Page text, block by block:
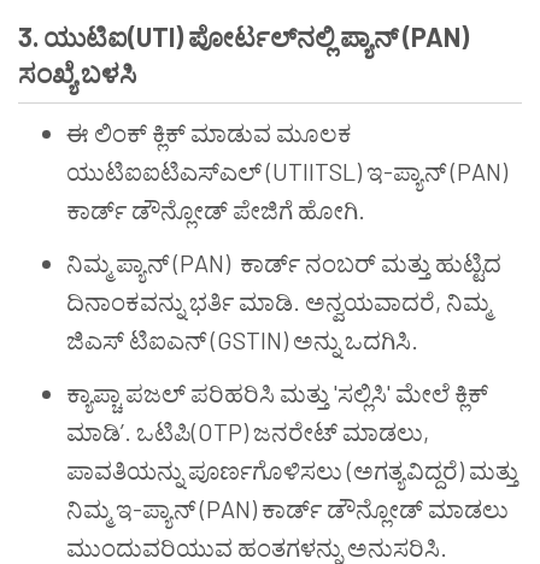
3. ಯುಟಿಐ(UTI)ಪೋರ್ಟಲ್ನಲ್ಲಿಪ್ಯಾನ್(PAN)
ಸಂಖ್ಯೆಬಳಸಿ
ಈ ಲಿಂಕ್ ಕ್ಲಿಕ್ ಮಾಡುವ ಮೂಲಕ
ಯುಟಿಐಐಟಿಎಸ್ಎಲ್ (UTIITSL) ಇ-ಪ್ಯಾನ್ (PAN)
ಕಾರ್ಡ್ ಡೌನ್ಲೋಡ್ ಪೇಜಿಗೆ ಹೋಗಿ.
ನಿಮ್ಮ ಪ್ಯಾನ್ (PAN) ಕಾರ್ಡ್ ನಂಬರ್ ಮತ್ತು ಹುಟ್ಟಿದ
ದಿನಾಂಕವನ್ನು ಭರ್ತಿ ಮಾಡಿ. ಅನ್ವಯವಾದರೆ, ನಿಮ್ಮ
ಜಿಎಸ್ ಟಿಐಎನ್ (GSTIN) ಅನ್ನು ಒದಗಿಸಿ.
ಕ್ಯಾಪ್ಚಾ ಪಜಲ್ ಪರಿಹರಿಸಿ ಮತ್ತು 'ಸಲ್ಲಿಸಿ' ಮೇಲೆ ಕ್ಲಿಕ್
ಮಾಡಿ’. ಒಟಿಪಿ(OTP) ಜನರೇಟ್ ಮಾಡಲು,
ಪಾವತಿಯನ್ನು ಪೂರ್ಣಗೊಳಿಸಲು (ಅಗತ್ಯವಿದ್ದರೆ) ಮತ್ತು
ನಿಮ್ಮ ಇ-ಪ್ಯಾನ್ (PAN) ಕಾರ್ಡ್ ಡೌನ್ಲೋಡ್ ಮಾಡಲು
ಮುಂದುವರಿಯುವ ಹಂತಗಳನ್ನು ಅನುಸರಿಸಿ.